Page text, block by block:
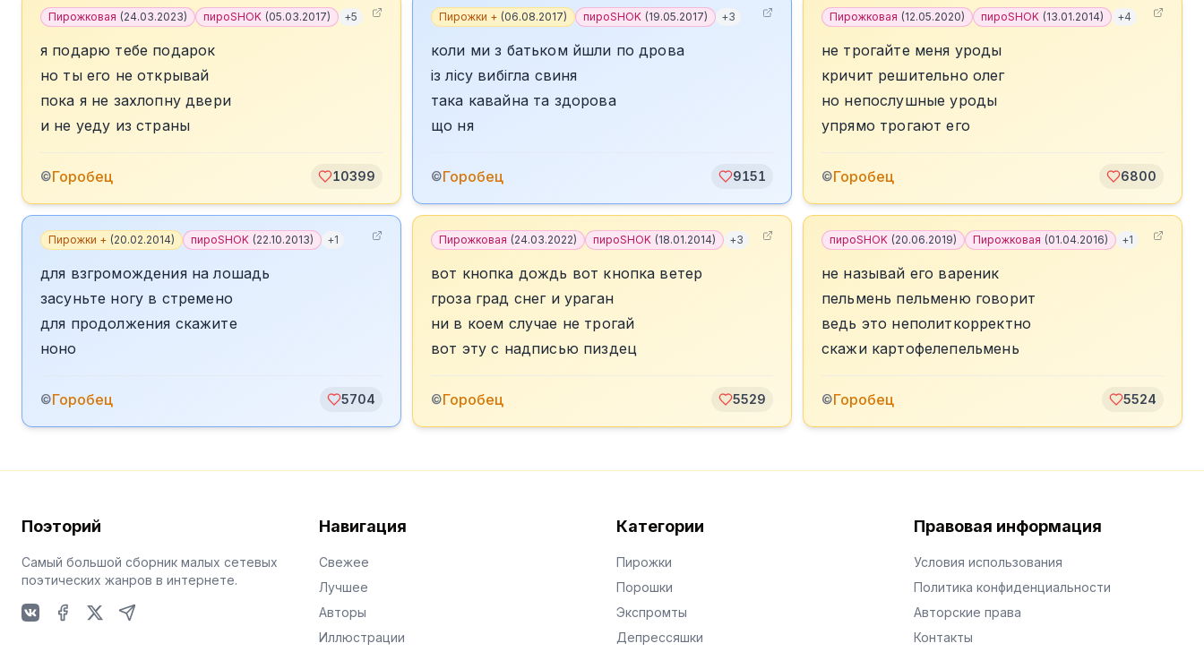
Пирожковая (24.03.2023) пироSHOK (05.03.2017) +5
я подарю тебе подарок
но ты его не открывай
пока я не захлопну двери
и не уеду из страны
©Горобец 10399
Пирожки + (06.08.2017) пироSHOK (19.05.2017) +3
коли ми з батьком йшли по дрова
із лісу вибігла свиня
така кавайна та здорова
що ня
©Горобец 9151
Пирожковая (12.05.2020) пироSHOK (13.01.2014) +4
не трогайте меня уроды
кричит решительно олег
но непослушные уроды
упрямо трогают его
©Горобец 6800
Пирожки + (20.02.2014) пироSHOK (22.10.2013) +1
для взгромождения на лошадь
засуньте ногу в стремено
для продолжения скажите
ноно
©Горобец 5704
Пирожковая (24.03.2022) пироSHOK (18.01.2014) +3
вот кнопка дождь вот кнопка ветер
гроза град снег и ураган
ни в коем случае не трогай
вот эту с надписью пиздец
©Горобец 5529
пироSHOK (20.06.2019) Пирожковая (01.04.2016) +1
не называй его вареник
пельмень пельменю говорит
ведь это неполиткорректно
скажи картофелепельмень
©Горобец 5524
Поэторий
Самый большой сборник малых сетевых
поэтических жанров в интернете.
Навигация
Свежее
Лучшее
Авторы
Иллюстрации
Категории
Пирожки
Порошки
Экспромты
Депрессяшки
Правовая информация
Условия использования
Политика конфиденциальности
Авторские права
Контакты